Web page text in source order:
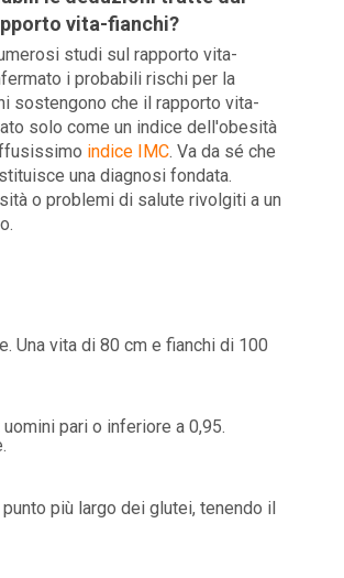
vita-fianchi?
studi sul rapporto vita-
i probabili rischi per la
sostengono che il rapporto vita-
solo come un indice dell'obesità
indice IMC. Va da sé che
una diagnosi fondata.
o problemi di salute rivolgiti a un
Una vita di 80 cm e fianchi di 100
pari o inferiore a 0,95.
più largo dei glutei, tenendo il